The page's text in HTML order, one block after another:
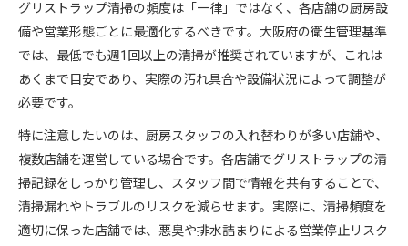
グリストラップ清掃の頻度は「一律」ではなく、各店舗の厨房設
備や営業形態ごとに最適化するべきです。大阪府の衛生管理基準
では、最低でも週1回以上の清掃が推奨されていますが、これは
あくまで目安であり、実際の汚れ具合や設備状況によって調整が
必要です。
特に注意したいのは、厨房スタッフの入れ替わりが多い店舗や、
複数店舗を運営している場合です。各店舗でグリストラップの清
掃記録をしっかり管理し、スタッフ間で情報を共有することで、
清掃漏れやトラブルのリスクを減らせます。実際に、清掃頻度を
適切に保った店舗では、悪臭や排水詰まりによる営業停止リスク